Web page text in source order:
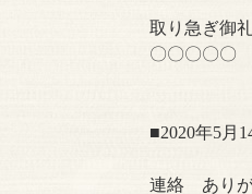
取り急ぎ御礼
〇〇〇〇〇
■2020年5月
連絡 あり